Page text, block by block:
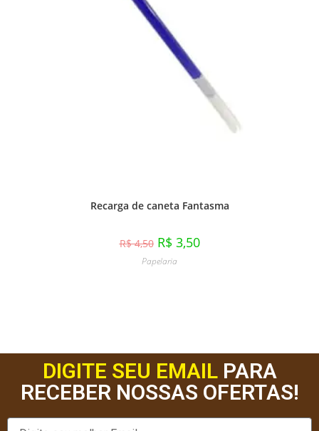
Recarga de caneta Fantasma
R$4,50 R$ 3,50
Papelaria
DIGITE SEU EMAILPARA
RECEBER NOSSAS OFERTAS!